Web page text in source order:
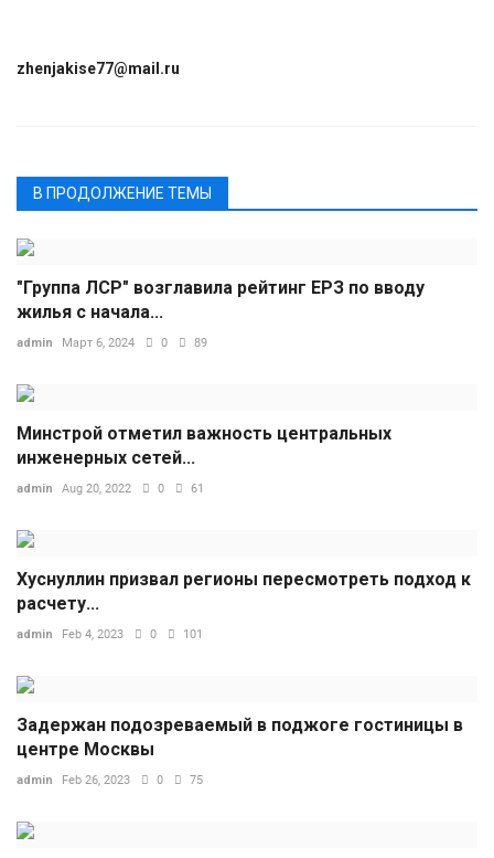
zhenjakise77@mail.ru
В ПРОДОЛЖЕНИЕ ТЕМЫ
"Группа ЛСР" возглавила рейтинг ЕРЗ по вводу
жилья с начала...
admin Март 6, 2024 0 89
Минстрой отметил важность центральных
инженерных сетей...
admin Aug 20, 2022 0 61
Хуснуллин призвал регионы пересмотреть подход к
расчету...
admin Feb 4, 2023 0 101
Задержан подозреваемый в поджоге гостиницы в
центре Москвы
admin Feb 26, 2023 0 75